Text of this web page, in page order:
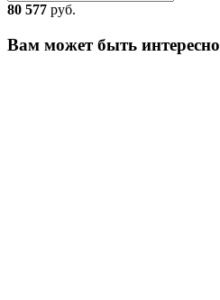
80 577 руб.
Вам может быть интересно